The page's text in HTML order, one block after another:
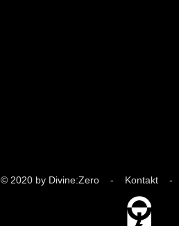
© 2020 by Divine:Zero - Kontakt